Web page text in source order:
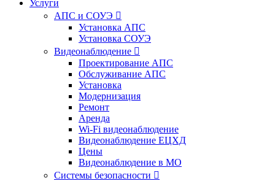
Услуги
АПС и СОУЭ 
Установка АПС
Установка СОУЭ
Видеонаблюдение 
Проектирование АПС
Обслуживание АПС
Установка
Модернизация
Ремонт
Аренда
Wi-Fi видеонаблюдение
Видеонаблюдение ЕЦХД
Цены
Видеонаблюдение в МО
Системы безопасности 